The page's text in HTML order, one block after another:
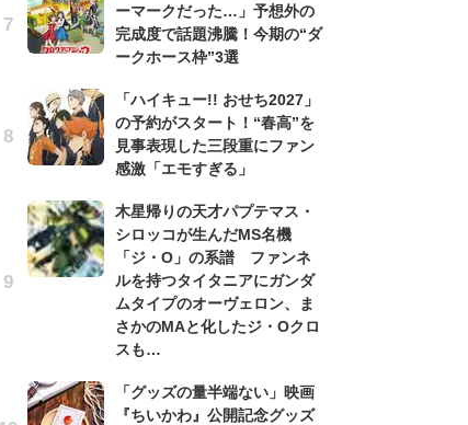
ーマークだった…」予想外の
完成度で話題沸騰！今期の“ダ
ークホース枠”3選
「ハイキュー!! おせち2027」
の予約がスタート！“春高”を
見事表現した三段重にファン
感激「エモすぎる」
木星帰りの天才パプテマス・
シロッコが生んだMS名機
「ジ・O」の系譜 ファンネ
ルを持つタイタニアにガンダ
ムタイプのオーヴェロン、ま
さかのMAと化したジ・Oクロ
スも…
「グッズの量半端ない」映画
『ちいかわ』公開記念グッズ